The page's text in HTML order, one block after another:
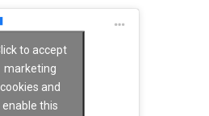
to accept
marketing
cookies and
enable this